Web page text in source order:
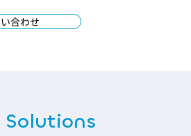
合わせ
Solutions